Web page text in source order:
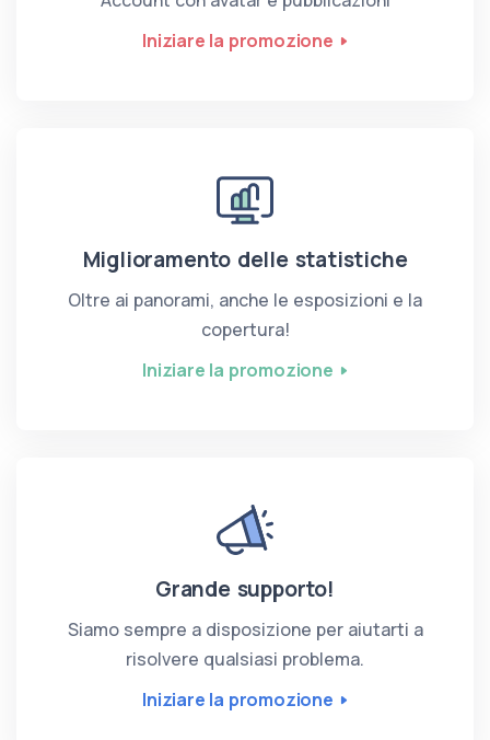
Iniziare la promozione
Miglioramento delle statistiche
Oltre ai panorami, anche le esposizioni e la
copertura!
Iniziare la promozione
Grande supporto!
Siamo sempre a disposizione per aiutarti a
risolvere qualsiasi problema.
Iniziare la promozione